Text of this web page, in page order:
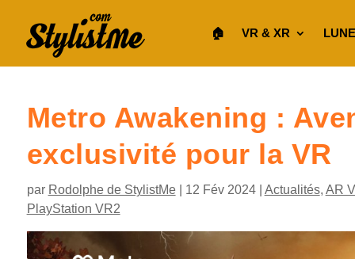
🏠︎ VR & XR
Metro Awakening :
exclusivité pour la VR
par Rodolphe de StylistMe| 12 Fév 2024| Actualités, AR
PlayStation VR2